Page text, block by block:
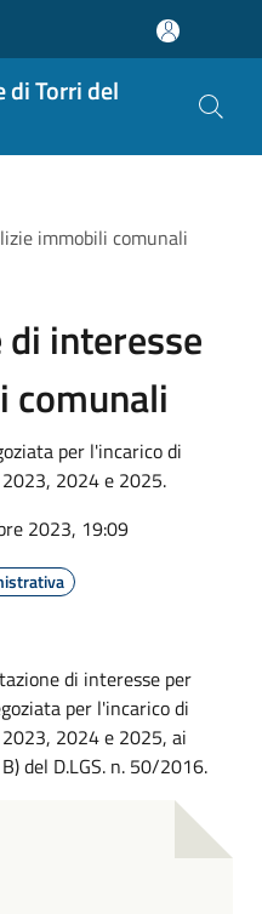
di Torri del
immobili comunali
interesse
comunali
per l'incarico di
2024 e 2025.
2023, 19:09
di interesse per
per l'incarico di
2024 e 2025, ai
del D.LGS. n. 50/2016.